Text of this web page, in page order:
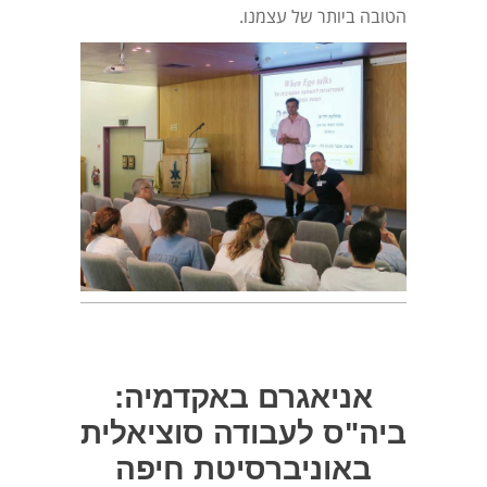
הטובה ביותר של עצמנו.
אניאגרם באקדמיה:
ביה"ס לעבודה סוציאלית
באוניברסיטת חיפה